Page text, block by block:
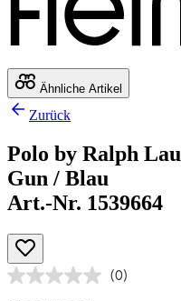
Ähnliche Artikel
Zurück
Polo by Ralph
Gun / Blau
Art.-Nr. 1539664
(0)